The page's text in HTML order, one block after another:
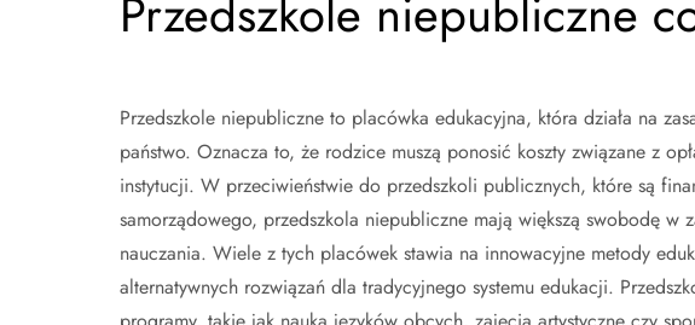
Przedszkole niepubliczne
Przedszkole niepubliczne to placówka edukacyjna, która działa na
państwo. Oznacza to, że rodzice muszą ponosić koszty związane z
instytucji. W przeciwieństwie do przedszkoli publicznych, które są
samorządowego, przedszkola niepubliczne mają większą swobodę w
nauczania. Wiele z tych placówek stawia na innowacyjne metody
alternatywnych rozwiązań dla tradycyjnego systemu edukacji.